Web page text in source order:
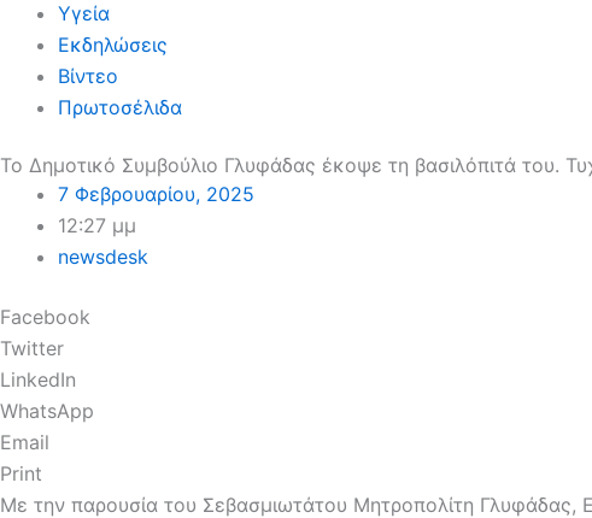
Υγεία
Εκδηλώσεις
Βίντεο
Πρωτοσέλιδα
Το Δημοτικό Συμβούλιο Γλυφάδας έκοψε τη βασιλόπιτά του.
7 Φεβρουαρίου, 2025
12:27 μμ
newsdesk
Facebook
Twitter
LinkedIn
WhatsApp
Email
Print
Με την παρουσία του Σεβασμιωτάτου Μητροπολίτη Γλυφάδας,